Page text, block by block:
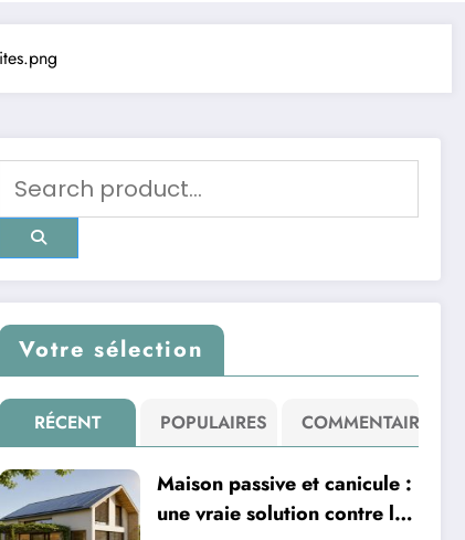
Votre sélection
RÉCENT POPULAIRES COMMENTAIRE
Maison passive et canicule :
une vraie solution contre la